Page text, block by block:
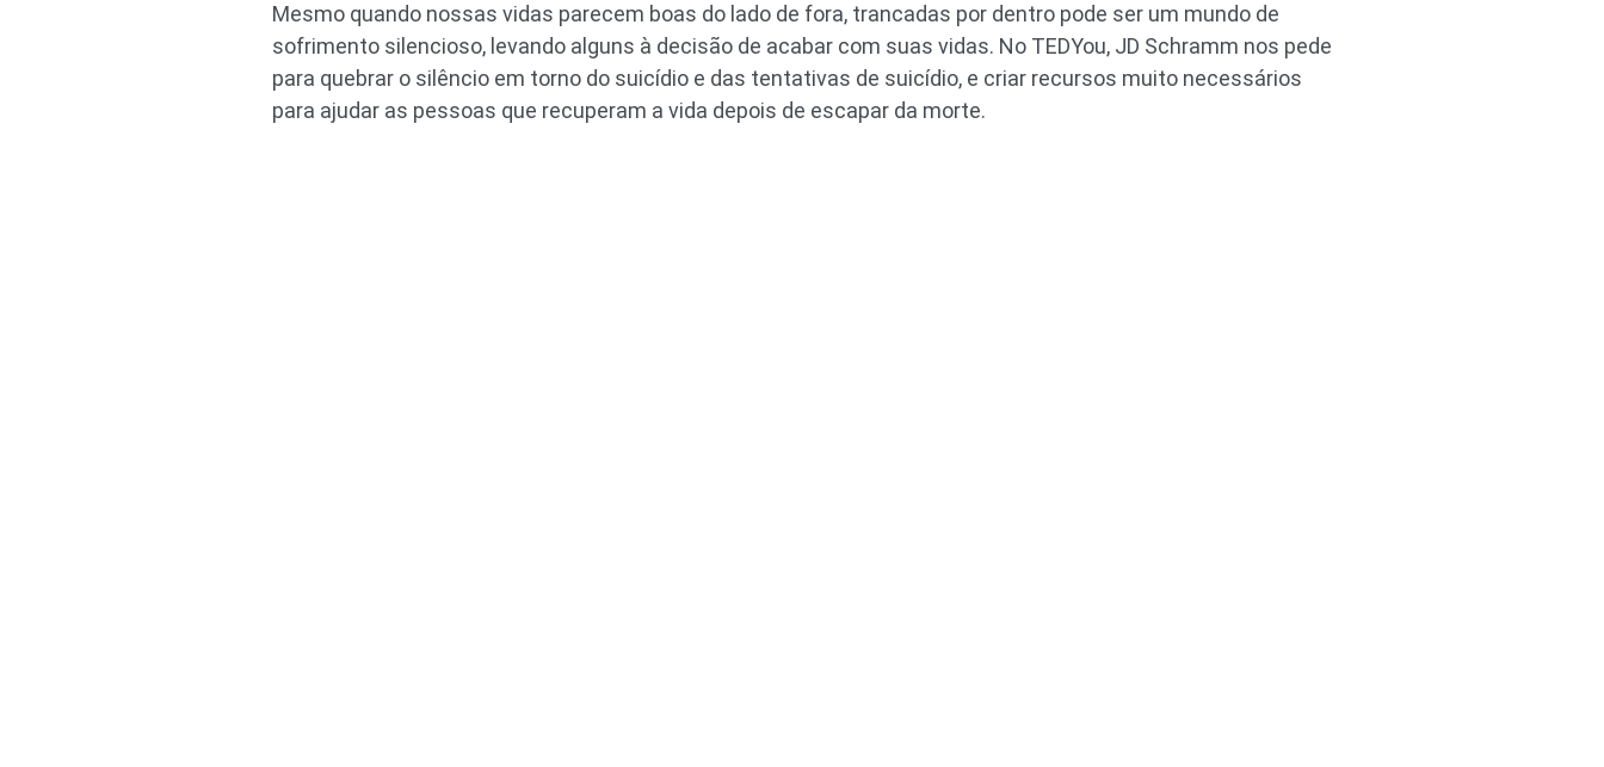
Mesmo quando nossas vidas parecem boas do lado de fora, trancadas por dentro pode ser um mundo de
sofrimento silencioso, levando alguns à decisão de acabar com suas vidas. No TEDYou, JD Schramm nos pede
para quebrar o silêncio em torno do suicídio e das tentativas de suicídio, e criar recursos muito necessários
para ajudar as pessoas que recuperam a vida depois de escapar da morte.